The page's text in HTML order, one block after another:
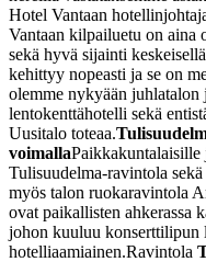
Hotel Vantaan
Vantaan kilpailuetu on aina
sekä hyvä sijainti
kehittyy nopeasti ja se on
olemme nykyään
lentokenttähotelli sekä
Uusitalo toteaa.
voimalla
Tulisuudelma-ravintola
myös talon ruokaravintola
ovat paikallisten ahkerassa
johon kuuluu konserttilipun
hotelliaamiainen.Ravintola